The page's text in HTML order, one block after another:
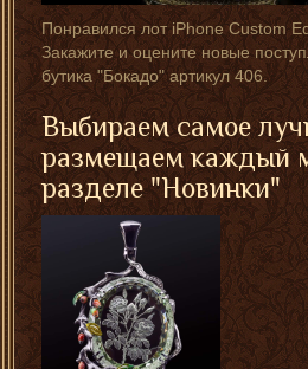
Понравился лот iPhone Custom
Закажите и оцените новые
бутика "Бокадо" артикул 406.
Выбираем самое
размещаем каждый
разделе "Новинки"